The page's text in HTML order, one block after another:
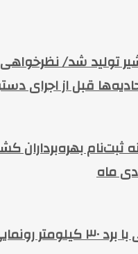
تولید شد/ نظرخواهی
قبل از اجرای
ثبت‌نام بهره‌برداران
ماه
رونمایی شد